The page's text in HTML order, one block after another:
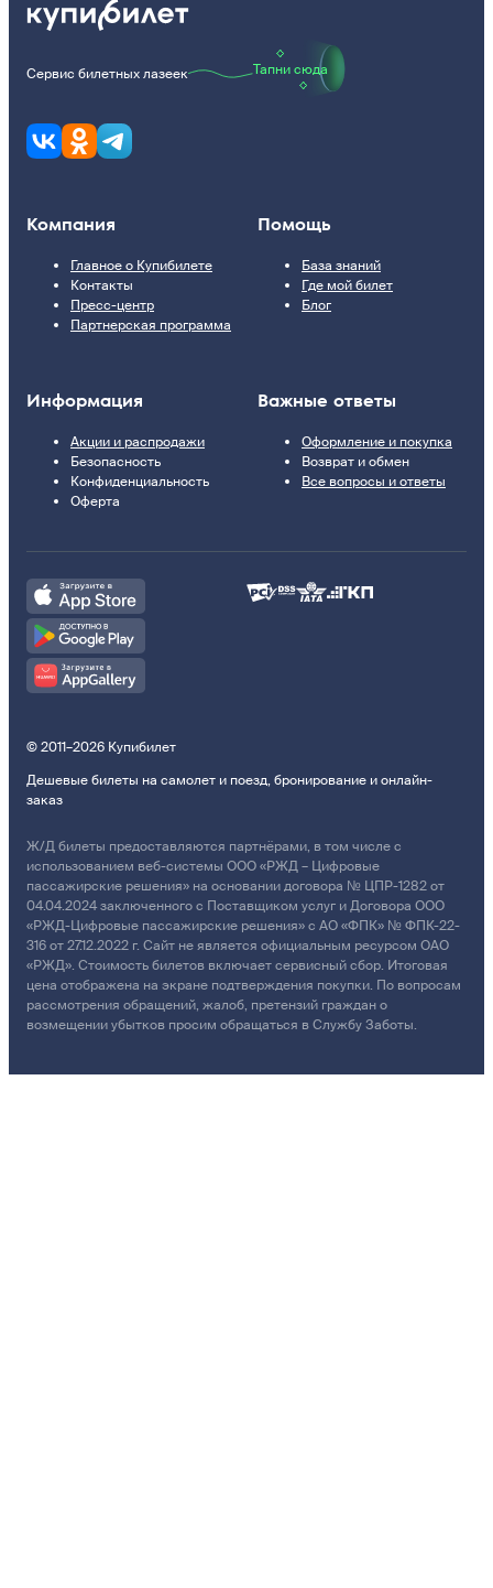
Сервис билетных лазеек Тапни сюда
Компания
Главное о Купибилете
Контакты
Пресс-центр
Партнерская программа
Помощь
База знаний
Где мой билет
Блог
Информация
Акции и распродажи
Безопасность
Конфиденциальность
Оферта
Важные ответы
Оформление и покупка
Возврат и обмен
Все вопросы и ответы
© 2011–2026 Купибилет
Дешевые билеты на самолет и поезд, бронирование и онлайн-
заказ
Ж/Д билеты предоставляются партнёрами, в том числе с
использованием веб-системы ООО «РЖД – Цифровые
пассажирские решения» на основании договора № ЦПР-1282 от
04.04.2024 заключенного с Поставщиком услуг и Договора ООО
«РЖД-Цифровые пассажирские решения» с АО «ФПК» № ФПК-22-
316 от 27.12.2022 г. Сайт не является официальным ресурсом ОАО
«РЖД». Стоимость билетов включает сервисный сбор. Итоговая
цена отображена на экране подтверждения покупки. По вопросам
рассмотрения обращений, жалоб, претензий граждан о
возмещении убытков просим обращаться в Службу Заботы.